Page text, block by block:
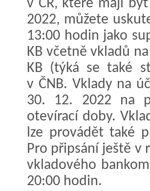
v ČR, které mají
2022, můžete
13:00 hodin jako
KB včetně vkladů
KB (týká se také
v ČNB. Vklady na
30. 12. 2022 na
otevírací doby.
lze provádět také
Pro připsání ještě v
vkladového
20:00 hodin.